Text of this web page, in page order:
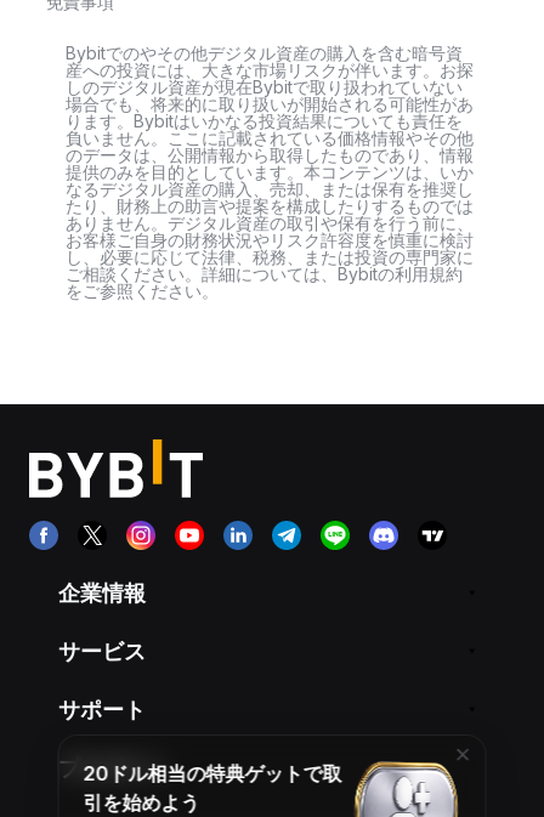
Bybitでのやその他デジタル資産の購入を含む暗号資
産への投資には、大きな市場リスクが伴います。お探
しのデジタル資産が現在Bybitで取り扱われていない
場合でも、将来的に取り扱いが開始される可能性があ
ります。Bybitはいかなる投資結果についても責任を
負いません。ここに記載されている価格情報やその他
のデータは、公開情報から取得したものであり、情報
提供のみを目的としています。本コンテンツは、いか
なるデジタル資産の購入、売却、または保有を推奨し
たり、財務上の助言や提案を構成したりするものでは
ありません。デジタル資産の取引や保有を行う前に、
お客様ご自身の財務状況やリスク許容度を慎重に検討
し、必要に応じて法律、税務、または投資の専門家に
ご相談ください。詳細については、Bybitの利用規約
をご参照ください。
企業情報
サービス
サポート
プロダクト
20ドル相当の特典ゲットで取
引を始めよう